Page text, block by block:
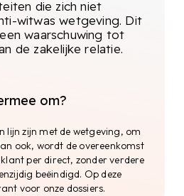
ook wel bekend als het dual
te voorkomen. Het
moet worden
minste twee personen.
is een belangrijke
en veiligheid van de
waarborgen.
die zich niet
witwas wetgeving. Dit
waarschuwing tot
de zakelijke relatie.
om?
lijn zijn met de wetgeving, om
ook, wordt de overeenkomst
per direct, zonder verdere
beëindigd. Op deze
voor onze dossiers.